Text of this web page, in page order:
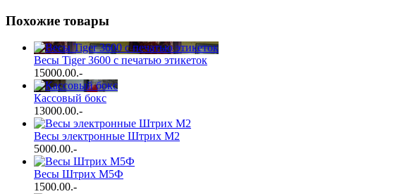
Похожие товары
Весы Tiger 3600 с печатью этикеток
15000.00.-
Кассовый бокс
13000.00.-
Весы электронные Штрих М2
5000.00.-
Весы Штрих М5Ф
1500.00.-